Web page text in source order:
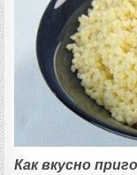
Как вкусно